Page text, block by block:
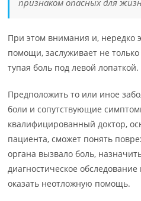
признаком опасных для
При этом внимания и, нередко
помощи, заслуживает не
тупая боль под левой лопаткой.
Предположить то или иное
боли и сопутствующие
квалифицированный доктор,
пациента, сможет понять
органа вызвало боль,
диагностическое
оказать неотложную помощь.